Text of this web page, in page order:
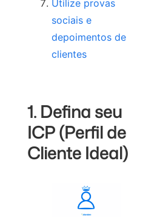
Utilize provas
sociais e
depoimentos de
clientes
1. Defina seu
ICP (Perfil de
Cliente Ideal)